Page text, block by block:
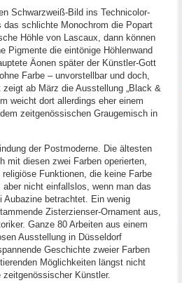
Schwarzweiß-Bild ins Technicolor-
schlichte Monochrom die Popart
Höhle von Lascaux, dann können
Pigmente die eintönige Höhlenwand
Äonen später der Künstler-Gott
Farbe – unvorstellbar und doch,
ab März die Ausstellung „Black &
weicht dort allerdings eher einem
zeitgenössischen Graugemisch in
der Postmoderne. Die ältesten
mit diesen zwei Farben operierten,
Funktionen, die keine Farbe
nicht einfallslos, wenn man das
betrachtet. Ein wenig
Zisterzienser-Ornament aus,
Ganze 80 Arbeiten aus einem
Ausstellung in Düsseldorf
Geschichte zweier Farben
Möglichkeiten längst nicht
Künstler.